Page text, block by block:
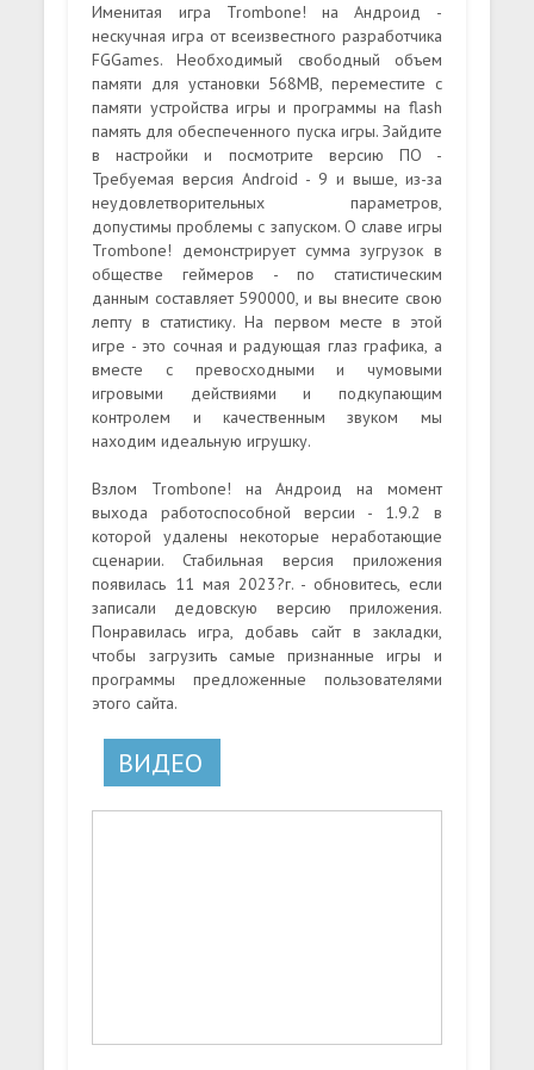
Именитая игра Trombone! на Андроид -
нескучная игра от всеизвестного разработчика
FGGames. Необходимый свободный объем
памяти для установки 568MB, переместите с
памяти устройства игры и программы на flash
память для обеспеченного пуска игры. Зайдите
в настройки и посмотрите версию ПО -
Требуемая версия Android - 9 и выше, из-за
неудовлетворительных параметров,
допустимы проблемы с запуском. О славе игры
Trombone! демонстрирует сумма зугрузок в
обществе геймеров - по статистическим
данным составляет 590000, и вы внесите свою
лепту в статистику. На первом месте в этой
игре - это сочная и радующая глаз графика, а
вместе с превосходными и чумовыми
игровыми действиями и подкупающим
контролем и качественным звуком мы
находим идеальную игрушку.
Взлом Trombone! на Андроид на момент
выхода работоспособной версии - 1.9.2 в
которой удалены некоторые неработающие
сценарии. Стабильная версия приложения
появилась 11 мая 2023?г. - обновитесь, если
записали дедовскую версию приложения.
Понравилась игра, добавь сайт в закладки,
чтобы загрузить самые признанные игры и
программы предложенные пользователями
этого сайта.
ВИДЕО